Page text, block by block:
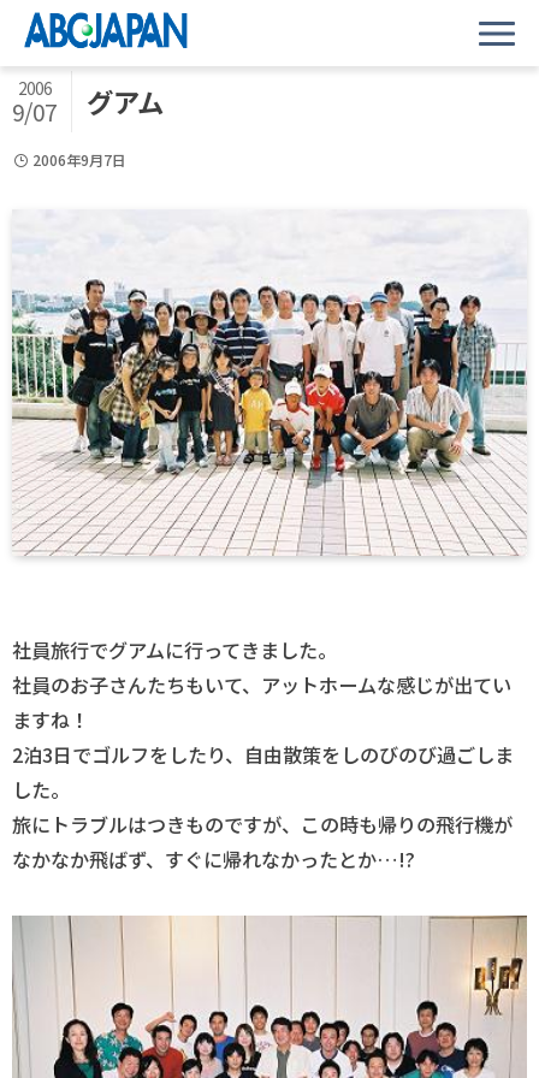
グアム
2006
9/07
2006年9月7日
社員旅行でグアムに行ってきました。
社員のお子さんたちもいて、アットホームな感じが出てい
ますね！
2泊3日でゴルフをしたり、自由散策をしのびのび過ごしま
した。
旅にトラブルはつきものですが、この時も帰りの飛行機が
なかなか飛ばず、すぐに帰れなかったとか…!?